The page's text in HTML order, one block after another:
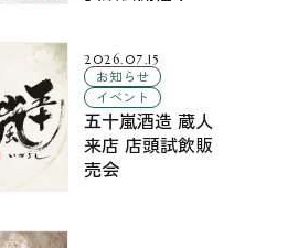
2026.07.15
お知らせ
イベント
五十嵐酒造 蔵人
来店 店頭試飲販
売会